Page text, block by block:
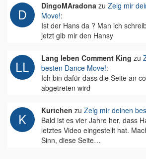
DingoMAradona zu Zeig mir
Move!:
Ist der Hans da ? Man ich
jetzt gib mir den Hansy
Lang leben Comment King zu
besten Dance Move!:
Ich bin dafür dass die Seite an
abgetreten wird
Kurtchen zu Zeig mir deinen
Bald ist es vier Jahre her, dass
letztes Video eingestellt hat.
Sinn, diese Seite…